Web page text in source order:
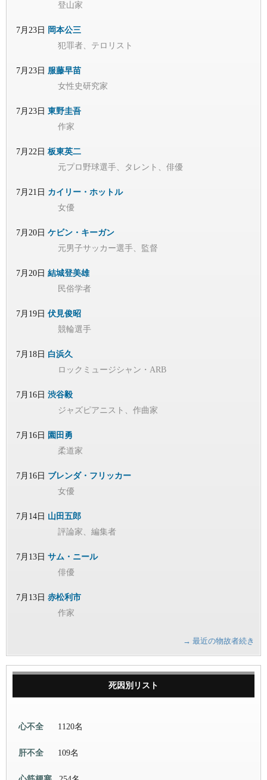
登山家
7月23日 岡本公三
犯罪者、テロリスト
7月23日 服藤早苗
女性史研究家
7月23日 東野圭吾
作家
7月22日 板東英二
元プロ野球選手、タレント、俳優
7月21日 カイリー・ホットル
女優
7月20日 ケビン・キーガン
元男子サッカー選手、監督
7月20日 結城登美雄
民俗学者
7月19日 伏見俊昭
競輪選手
7月18日 白浜久
ロックミュージシャン・ARB
7月16日 渋谷毅
ジャズピアニスト、作曲家
7月16日 園田勇
柔道家
7月16日 ブレンダ・フリッカー
女優
7月14日 山田五郎
評論家、編集者
7月13日 サム・ニール
俳優
7月13日 赤松利市
作家
→ 最近の物故者続き
死因別リスト
心不全 1120名
肝不全 109名